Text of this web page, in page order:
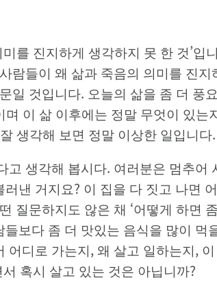
를 진지하게 생각하지 못 한 것’입
람들이 왜 삶과 죽음의 의미를 진
일 것입니다. 오늘의 삶을 좀 더 풍
이 삶 이후에는 정말 무엇이 있는
생각해 보면 정말 이상한 일입니다.
생각해 봅시다. 여러분은 멈추어
낸 거지요? 이 집을 다 짓고 나면
질문하지도 않은 채 ‘어떻게 하면
보다 좀 더 맛있는 음식을 많이 먹
디로 가는지, 왜 살고 일하는지,
혹시 살고 있는 것은 아닙니까?